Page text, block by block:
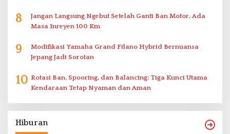
8
Jangan Langsung Ngebut Setelah Ganti Ban Motor, Ada
Masa Inreyen 100 Km
9
Modifikasi Yamaha Grand Filano Hybrid Bernuansa
Jepang Jadi Sorotan
10 Rotasi Ban, Spooring, dan Balancing: Tiga Kunci Utama
Kendaraan Tetap Nyaman dan Aman
Hiburan